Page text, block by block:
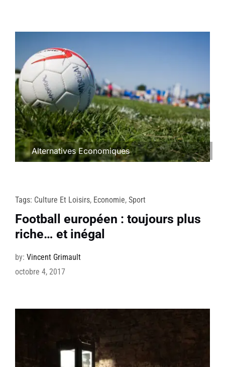
Alternatives Economiques
Tags: Culture Et Loisirs, Economie, Sport
Football européen : toujours plus
riche… et inégal
by: Vincent Grimault
octobre 4, 2017